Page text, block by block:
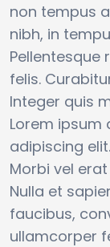
non tempus
nibh, in
Pellentesque
felis.
Integer quis
Lorem
adipiscing elit.
Morbi vel
Nulla et
faucibus,
ullamcorper